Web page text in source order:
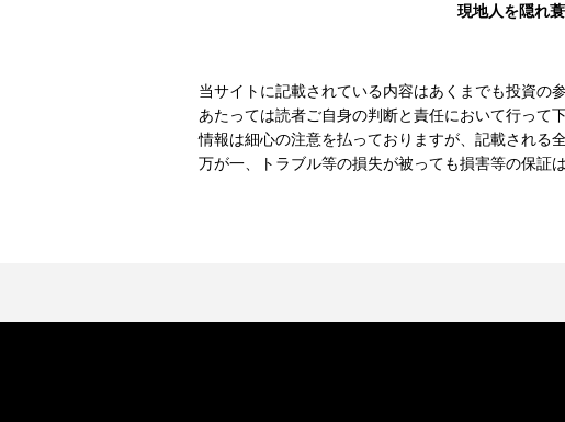
現地人を隠れ
当サイトに記載されている内容はあくまでも投資の
あたっては読者ご自身の判断と責任において行って
情報は細心の注意を払っておりますが、記載される
万が一、トラブル等の損失が被っても損害等の保証